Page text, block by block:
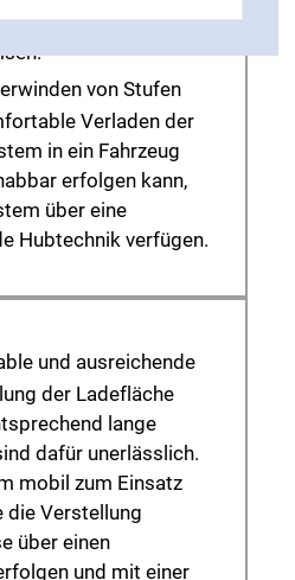
B. durch
von Stufen
Verladen der
in ein Fahrzeug
erfolgen kann,
über eine
Hubtechnik verfügen.
und ausreichende
der Ladefläche
lange
dafür unerlässlich.
mobil zum Einsatz
die Verstellung
über einen
und mit einer